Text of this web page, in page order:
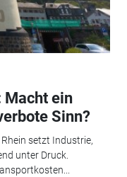
Macht ein
Sinn?
setzt Industrie,
unter Druck.